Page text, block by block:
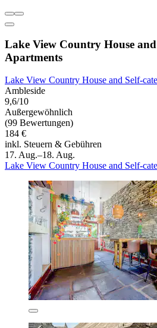
Lake View Country House
Apartments
Lake View Country House and Self-
Ambleside
9,6/10
Außergewöhnlich
(99 Bewertungen)
184 €
inkl. Steuern & Gebühren
17. Aug.–18. Aug.
Lake View Country House and Self-